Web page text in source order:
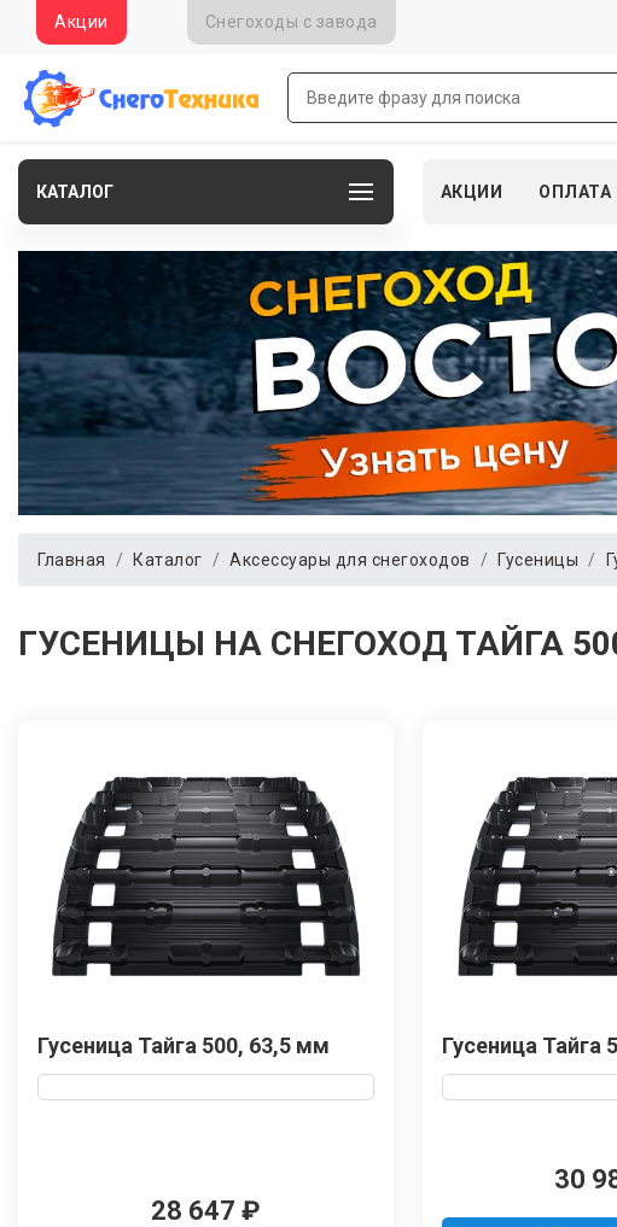
Акции Снегоходы c завода
КАТАЛОГ АКЦИИ ОПЛАТА
Главная Каталог Аксессуары для снегоходов Гусеницы
ГУСЕНИЦЫ НА СНЕГОХОД ТАЙГА
Гусеница Тайга 500, 63,5 мм
28 647 ₽
Гусеница Тайга
30